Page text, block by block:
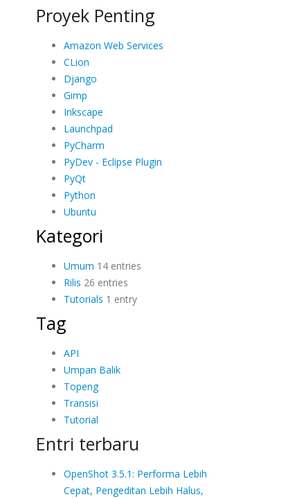
Proyek Penting
Amazon Web Services
CLion
Django
Gimp
Inkscape
Launchpad
PyCharm
PyDev - Eclipse Plugin
PyQt
Python
Ubuntu
Kategori
Umum 14 entries
Rilis 26 entries
Tutorials 1 entry
Tag
API
Umpan Balik
Topeng
Transisi
Tutorial
Entri terbaru
OpenShot 3.5.1: Performa Lebih
Cepat, Pengeditan Lebih Halus,